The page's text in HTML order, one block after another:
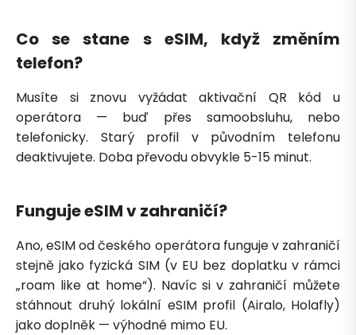
Co se stane s eSIM, když změním
telefon?
Musíte si znovu vyžádat aktivační QR kód u
operátora — buď přes samoobsluhu, nebo
telefonicky. Starý profil v původním telefonu
deaktivujete. Doba převodu obvykle 5-15 minut.
Funguje eSIM v zahraničí?
Ano, eSIM od českého operátora funguje v zahraničí
stejně jako fyzická SIM (v EU bez doplatku v rámci
„roam like at home“). Navíc si v zahraničí můžete
stáhnout druhý lokální eSIM profil (Airalo, Holafly)
jako doplněk — výhodné mimo EU.